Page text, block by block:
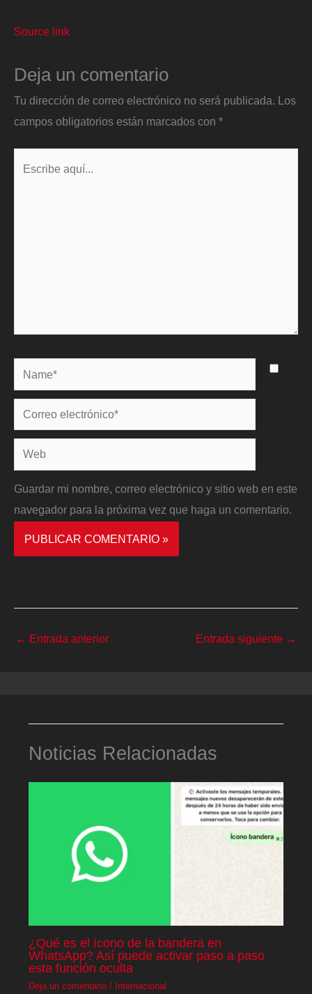
Source link
Deja un comentario
Tu dirección de correo electrónico no será publicada. Los
campos obligatorios están marcados con *
Name*
Correo
electrónico*
Web
Guardar mi nombre, correo electrónico y sitio web en este
navegador para la próxima vez que haga un comentario.
← Entrada anterior Entrada siguiente →
Noticias Relacionadas
¿Qué es el ícono de la bandera en
WhatsApp? Así puede activar paso a paso
esta función oculta
Deja un comentario / Internacional